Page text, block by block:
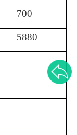
700
5880